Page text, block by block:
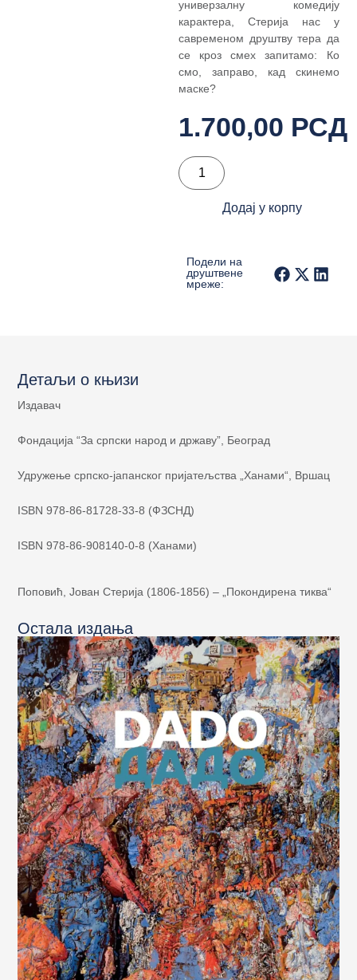
универзалну комедију
карактера, Стерија нас у
савременом друштву тера да
се кроз смех запитамо: Ко
смо, заправо, кад скинемо
маске?
1.700,00 РСД
Додај у корпу
Подели на
друштвене
мреже:
Детаљи о књизи
Издавач
Фондација “За српски народ и државу”, Београд
Удружење српско-јапанског пријатељства „Ханами“, Вршац
ISBN 978-86-81728-33-8 (ФЗСНД)
ISBN 978-86-908140-0-8 (Ханами)
Поповић, Јован Стерија (1806-1856) – „Покондирена тиква“
Остала издања